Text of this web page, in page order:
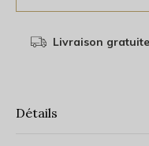
Livraison gratuite
Détails